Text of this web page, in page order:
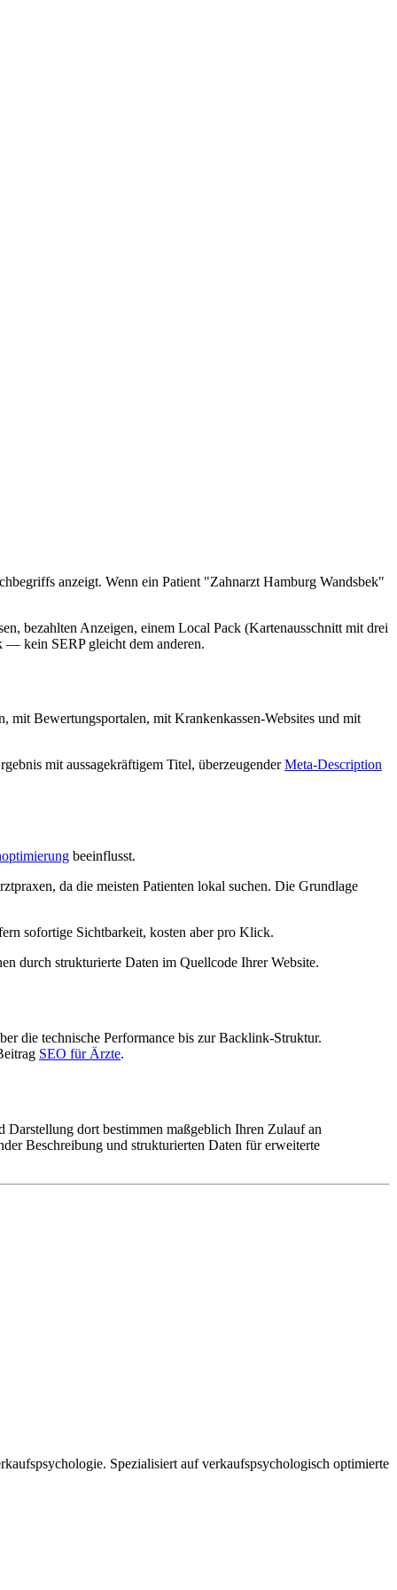
anzeigt. Wenn ein Patient "Zahnarzt Hamburg Wandsbek"
bezahlten Anzeigen, einem Local Pack (Kartenausschnitt mit drei
— kein SERP gleicht dem anderen.
mit Bewertungsportalen, mit Krankenkassen-Websites und mit
mit aussagekräftigem Titel, überzeugenderMeta-Description
beeinflusst.
da die meisten Patienten lokal suchen. Die Grundlage
sofortige Sichtbarkeit, kosten aber pro Klick.
durch strukturierte Daten im Quellcode Ihrer Website.
die technische Performance bis zur Backlink-Struktur.
SEO für Ärzte.
dort bestimmen maßgeblich Ihren Zulauf an
Beschreibung und strukturierten Daten für erweiterte
Spezialisiert auf verkaufspsychologisch optimierte